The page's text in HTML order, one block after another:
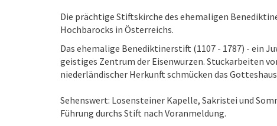
Die prächtige Stiftskirche des ehemaligen
Hochbarocks in Österreichs.
Das ehemalige Benediktinerstift (1107 - 1787) - ein
geistiges Zentrum der Eisenwurzen. Stuckarbeiten
niederländischer Herkunft schmücken das
Sehenswert: Losensteiner Kapelle, Sakristei und
Führung durchs Stift nach Voranmeldung.